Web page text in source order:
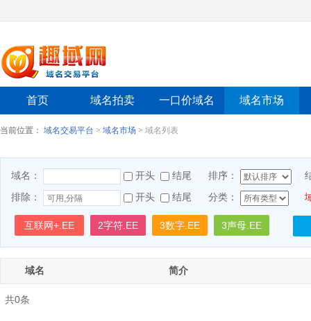
首页 域名拍卖 一口价域名 域名市场
当前位置： 域名交易平台 > 域名市场 > 域名列表
域名： 开头 结尾 排序：
排除：
开头 结尾 分类：
互联网+.EE 2字符.EE 3数字.EE 3声母.EE
域名 简介
共0条